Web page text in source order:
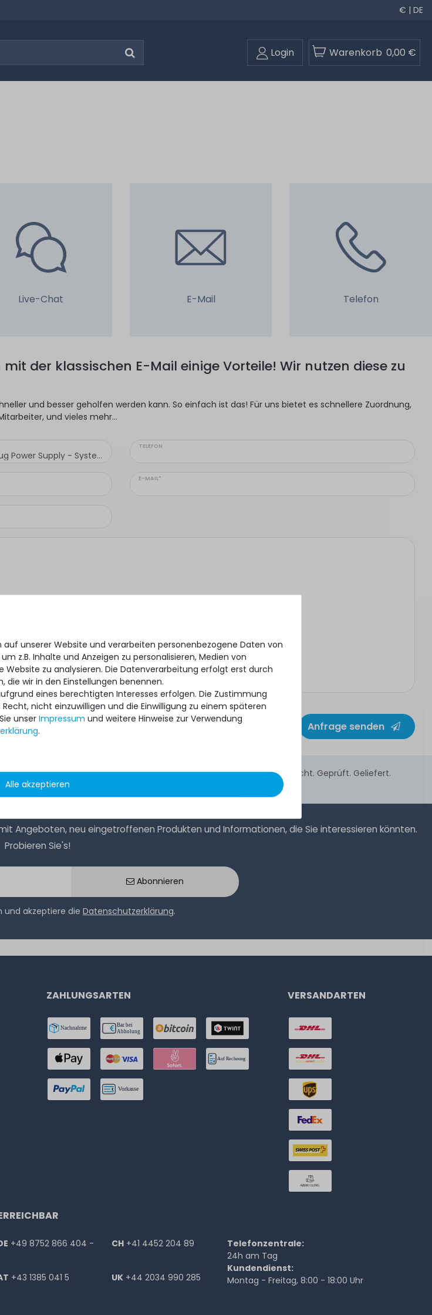
€ | DE
Login Warenkorb 0,00 €
Live-Chat E-Mail Telefon
der klassischen E-Mail einige Vorteile! Wir nutzen diese zu
und besser geholfen werden kann. So einfach ist das! Für uns bietet es schnellere Zuordnung,
und vieles mehr...
TELEFON
E-MAIL*
gelesen habe.*
Anfrage senden
Gebraucht. Geprüft. Geliefert.
Angeboten, neu eingetroffenen Produkten und Informationen, die Sie interessieren könnten.
Probieren Sie's!
Abonnieren
akzeptiere die Datenschutzerklärung.
unserer Website und verarbeiten personenbezogene Daten von
z.B. Inhalte und Anzeigen zu personalisieren, Medien von
zu analysieren. Die Datenverarbeitung erfolgt erst durch
die wir in den Einstellungen benennen.
eines berechtigten Interesses erfolgen. Die Zustimmung
nicht einzuwilligen und die Einwilligung zu einem späteren
unser Impressum und weitere Hinweise zur Verwendung
.
Alle akzeptieren
ZAHLUNGSARTEN VERSANDARTEN
+49 8752 866 404 -
CH +41 4452 204 89
+43 1385 041 5 UK +44 2034 990 285
Telefonzentrale:
24h am Tag
Kundendienst:
Montag - Freitag, 8:00 - 18:00 Uhr